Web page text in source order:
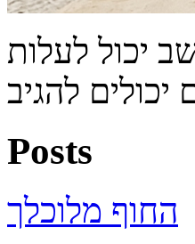
יכול לעלות
להגיב
Posts
החוף מלוכלך